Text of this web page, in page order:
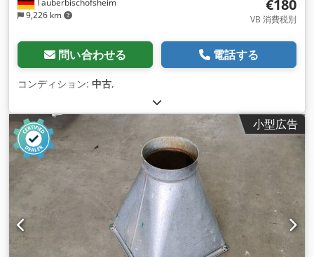
Tauberbischofsheim
9,226 km
€180
VB 消費税別
問い合わせる 電話する
コンディション: 中古,
小型広告